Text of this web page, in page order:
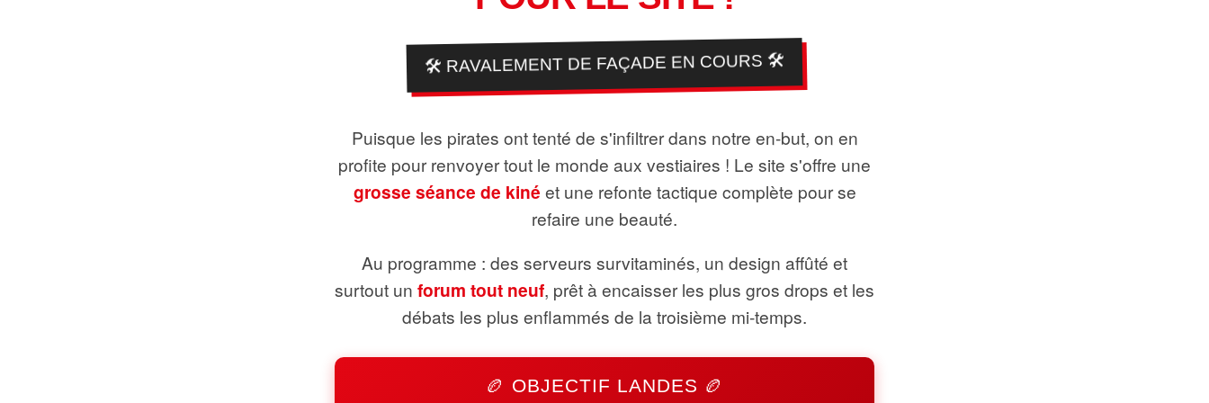
🛠️ RAVALEMENT DE FAÇADE EN COURS 🛠️
Puisque les pirates ont tenté de s'infiltrer dans notre en-but, on en
profite pour renvoyer tout le monde aux vestiaires ! Le site s'offre une
grosse séance de kiné et une refonte tactique complète pour se
refaire une beauté.
Au programme : des serveurs survitaminés, un design affûté et
surtout un forum tout neuf, prêt à encaisser les plus gros drops et les
débats les plus enflammés de la troisième mi-temps.
🏉 OBJECTIF LANDES 🏉